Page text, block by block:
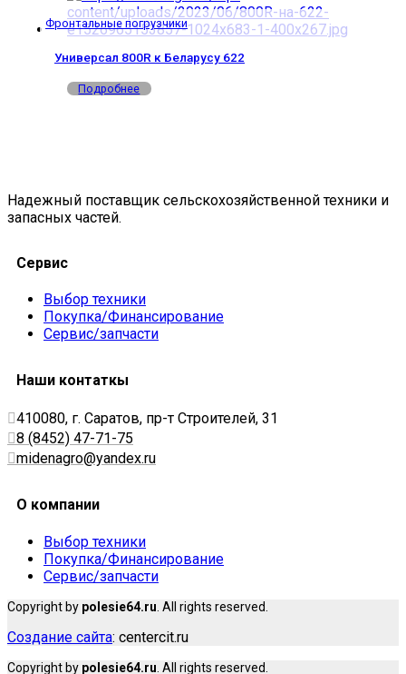
Фронтальные погрузчики
Универсал 800R к Беларусу 622
Подробнее
Надежный поставщик сельскохозяйственной техники и
запасных частей.
Сервис
Выбор техники
Покупка/Финансирование
Сервис/запчасти
Наши контаткы
410080, г. Саратов, пр-т Строителей, 31
8 (8452) 47-71-75
midenagro@yandex.ru
О компании
Выбор техники
Покупка/Финансирование
Сервис/запчасти
Copyright by polesie64.ru . All rights reserved.
Создание сайта: centercit.ru
Copyright by polesie64.ru . All rights reserved.